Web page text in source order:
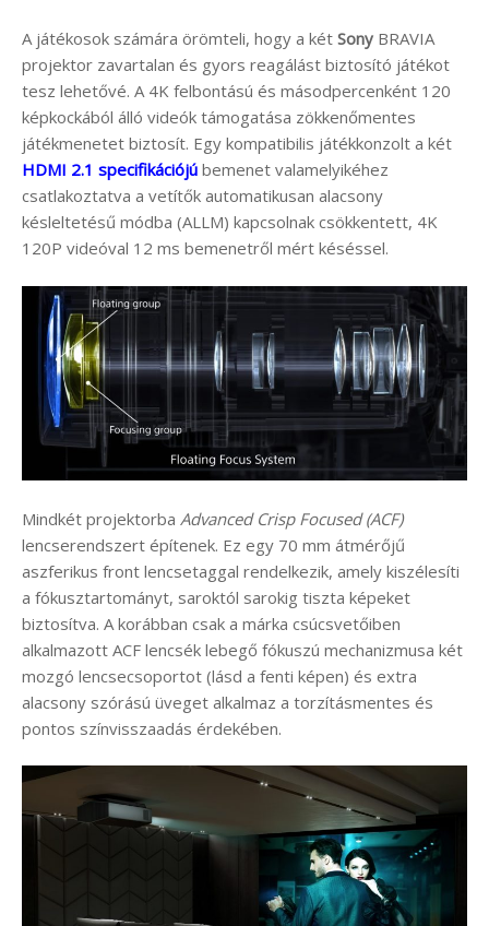
A játékosok számára örömteli, hogy a két Sony BRAVIA
projektor zavartalan és gyors reagálást biztosító játékot
tesz lehetővé. A 4K felbontású és másodpercenként 120
képkockából álló videók támogatása zökkenőmentes
játékmenetet biztosít. Egy kompatibilis játékkonzolt a két
HDMI 2.1 specifikációjú bemenet valamelyikéhez
csatlakoztatva a vetítők automatikusan alacsony
késleltetésű módba (ALLM) kapcsolnak csökkentett, 4K
120P videóval 12 ms bemenetről mért késéssel.
Mindkét projektorba Advanced Crisp Focused (ACF)
lencserendszert építenek. Ez egy 70 mm átmérőjű
aszferikus front lencsetaggal rendelkezik, amely kiszélesíti
a fókusztartományt, saroktól sarokig tiszta képeket
biztosítva. A korábban csak a márka csúcsvetőiben
alkalmazott ACF lencsék lebegő fókuszú mechanizmusa két
mozgó lencsecsoportot (lásd a fenti képen) és extra
alacsony szórású üveget alkalmaz a torzításmentes és
pontos színvisszaadás érdekében.